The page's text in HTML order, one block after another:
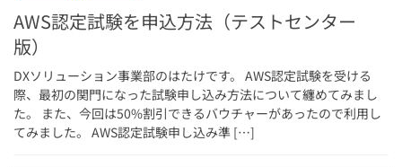
AWS認定試験を申込方法（テストセンター
版）
DXソリューション事業部のはたけです。 AWS認定試験を受ける
際、最初の関門になった試験申し込み方法について纏めてみまし
た。 また、今回は50%割引できるバウチャーがあったので利用し
てみました。 AWS認定試験申し込み準 […]